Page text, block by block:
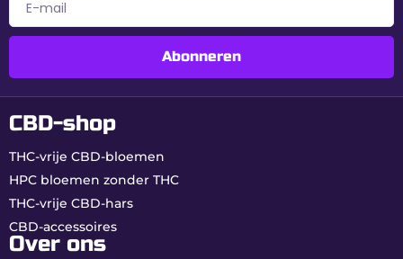
THC-
0,00% gegarandeerd
Profiel Indica dominantie (≈ 80%)
Waarom kiezen voor de
Critical Kush 50% bij Buddy
Boo?
Abonneren
CBD-shop
THC-vrije CBD-bloemen
HPC bloemen zonder THC
THC-vrije CBD-hars
CBD-accessoires
Over ons